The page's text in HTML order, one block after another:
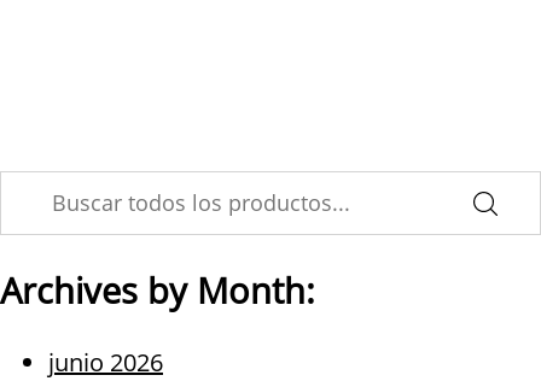
Archives by Month:
junio 2026